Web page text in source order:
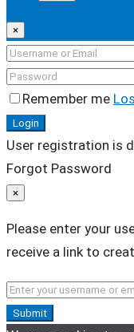
×
Remember me
Login
User registration is
Forgot Password
×
Please enter your
receive a link to
Submit